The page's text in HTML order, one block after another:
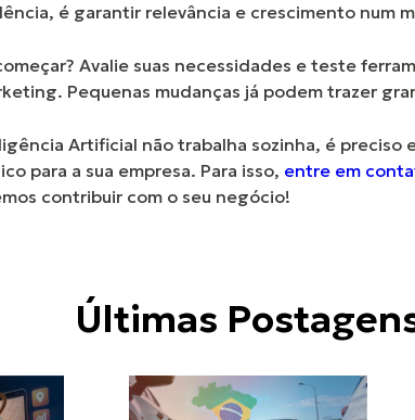
é garantir relevância e crescimento num
Avalie suas necessidades e teste
Pequenas mudanças já podem trazer
Artificial não trabalha sozinha, é preciso
para a sua empresa. Para isso, entre em
contribuir com o seu negócio!
Últimas